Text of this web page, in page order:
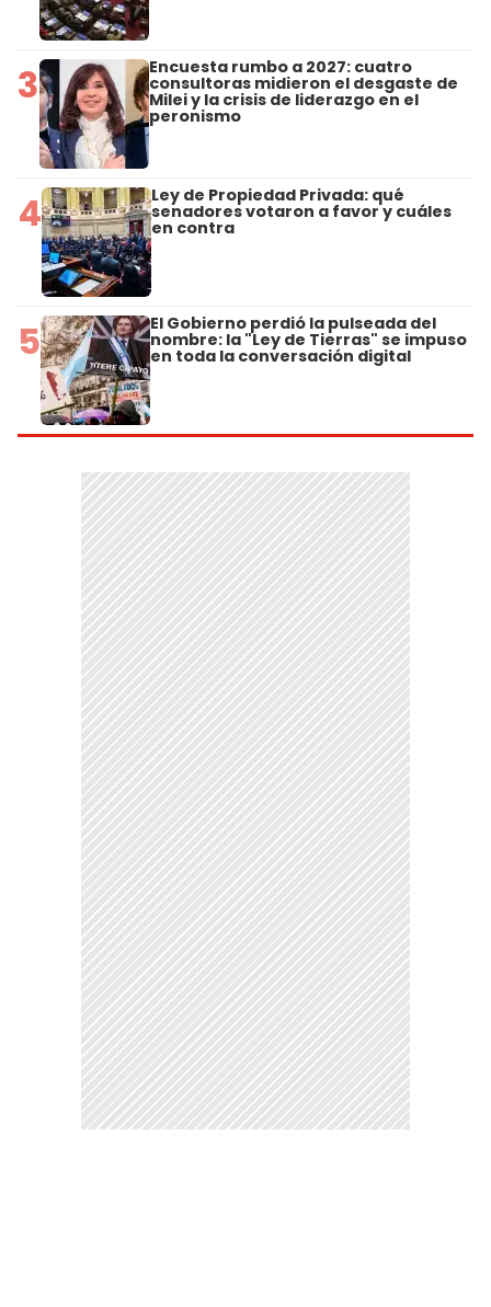
3 Encuesta rumbo a 2027: cuatro
consultoras midieron el desgaste de
Milei y la crisis de liderazgo en el
peronismo
4 Ley de Propiedad Privada: qué
senadores votaron a favor y cuáles
en contra
5 El Gobierno perdió la pulseada del
nombre: la "Ley de Tierras" se impuso
en toda la conversación digital